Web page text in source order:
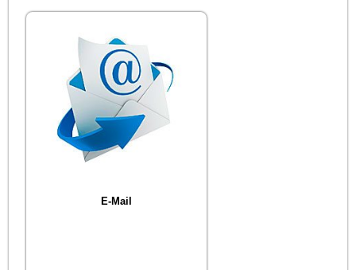
E-Mail